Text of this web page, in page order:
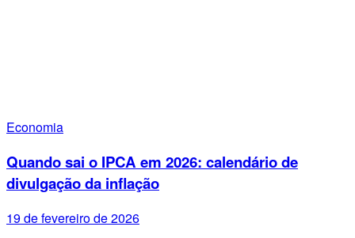
Economia
Quando sai o IPCA em 2026: calendário de
divulgação da inflação
19 de fevereiro de 2026